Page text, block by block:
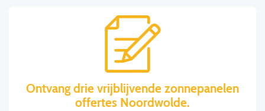
Ontvang drie vrijblijvende zonnepanelen
offertes Noordwolde.